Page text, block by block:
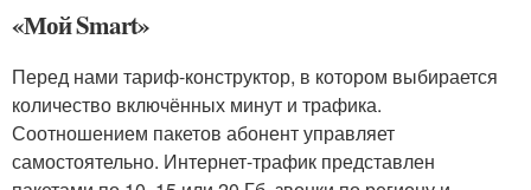
«Мой Smart»
Перед нами тариф-конструктор, в котором выбирается
количество включённых минут и трафика.
Соотношением пакетов абонент управляет
самостоятельно. Интернет-трафик представлен